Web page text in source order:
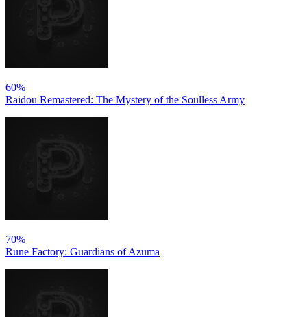
60%
Raidou Remastered: The Mystery of the Soulless Army
70%
Rune Factory: Guardians of Azuma